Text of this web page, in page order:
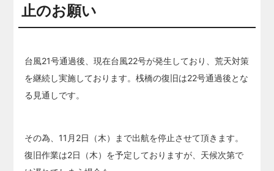
止のお願い
台風21号通過後、現在台風22号が発生しており、荒天対策
を継続し実施しております。桟橋の復旧は22号通過後とな
る見通しです。
その為、11月2日（木）まで出航を停止させて頂きます。
復旧作業は2日（木）を予定しておりますが、天候次第で